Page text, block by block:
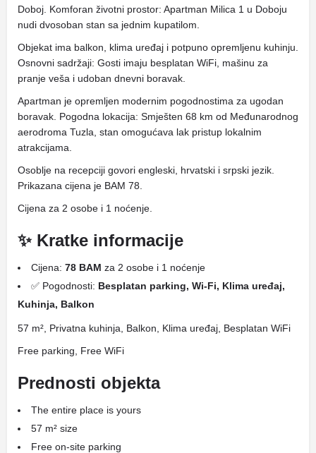
Doboj. Komforan životni prostor: Apartman Milica 1 u Doboju
nudi dvosoban stan sa jednim kupatilom.
Objekat ima balkon, klima uređaj i potpuno opremljenu kuhinju.
Osnovni sadržaji: Gosti imaju besplatan WiFi, mašinu za
pranje veša i udoban dnevni boravak.
Apartman je opremljen modernim pogodnostima za ugodan
boravak. Pogodna lokacija: Smješten 68 km od Međunarodnog
aerodroma Tuzla, stan omogućava lak pristup lokalnim
atrakcijama.
Osoblje na recepciji govori engleski, hrvatski i srpski jezik.
Prikazana cijena je BAM 78.
Cijena za 2 osobe i 1 noćenje.
✨ Kratke informacije
Cijena: 78 BAM za 2 osobe i 1 noćenje
✅ Pogodnosti: Besplatan parking, Wi-Fi, Klima uređaj,
Kuhinja, Balkon
57 m², Privatna kuhinja, Balkon, Klima uređaj, Besplatan WiFi
Free parking, Free WiFi
Prednosti objekta
The entire place is yours
57 m² size
Free on-site parking